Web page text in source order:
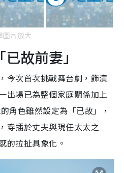
圖片放大
故前妻」
今次首次挑戰舞台劇，飾演
出場已為整個家庭關係加上
角色雖然設定為「已故」，
穿插於丈夫與現任太太之
的拉扯具象化。